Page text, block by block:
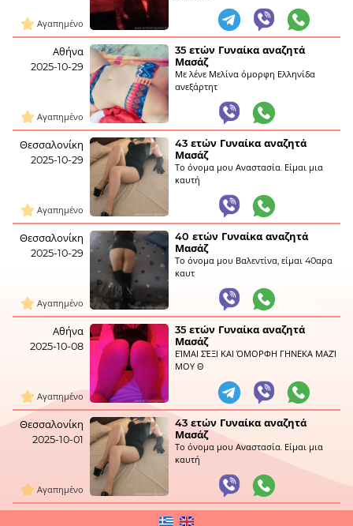
Αγαπημένο
Αθήνα
2025-10-29
Αγαπημένο
35 ετών Γυναίκα αναζητά
Μασάζ
Με λένε Μελίνα όμορφη Ελληνίδα
ανεξάρτητ
Θεσσαλονίκη
2025-10-29
Αγαπημένο
43 ετών Γυναίκα αναζητά
Μασάζ
Το όνομα μου Αναστασία. Είμαι μια
καυτή
Θεσσαλονίκη
2025-10-29
Αγαπημένο
40 ετών Γυναίκα αναζητά
Μασάζ
Το όνομα μου Βαλεντίνα, είμαι 40αρα
καυτ
Αθήνα
2025-10-08
Αγαπημένο
35 ετών Γυναίκα αναζητά
Μασάζ
ΕΊΜΑΙ ΣΈΞΙ ΚΑΙ ΌΜΟΡΦΗ ΓΗΝΕΚΑ ΜΑΖΊ
ΜΟΥ Θ
Θεσσαλονίκη
2025-10-01
Αγαπημένο
43 ετών Γυναίκα αναζητά
Μασάζ
Το όνομα μου Αναστασία. Είμαι μια
καυτή